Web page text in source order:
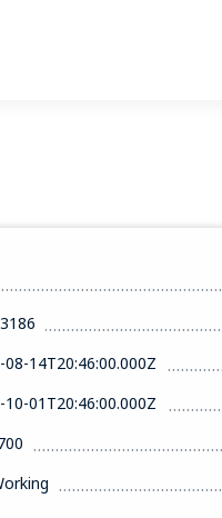
14T20:46:00.000Z
01T20:46:00.000Z
700